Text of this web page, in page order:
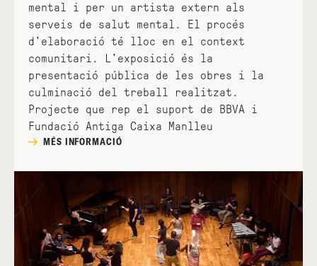
mental i per un artista extern als
serveis de salut mental. El procés
d'elaboració té lloc en el context
comunitari. L'exposició és la
presentació pública de les obres i la
culminació del treball realitzat.
Projecte que rep el suport de BBVA i
Fundació Antiga Caixa Manlleu
MÉS INFORMACIÓ